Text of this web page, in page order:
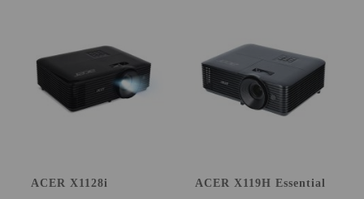
PROYECTOR DE TIRO
ULTRA CORTO
PROYECTOR PARA CINE EN
CASA
PROYECTOR PARA EL
ACER X1128i ACER X119H Essential